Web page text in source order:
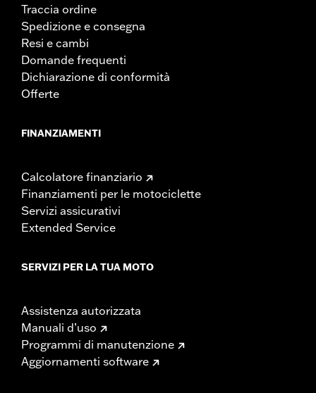
Traccia ordine
Spedizione e consegna
Resi e cambi
Domande frequenti
Dichiarazione di conformità
Offerte
FINANZIAMENTI
Calcolatore finanziario
Finanziamenti per le motociclette
Servizi assicurativi
Extended Service
SERVIZI PER LA TUA MOTO
Assistenza autorizzata
Manuali d’uso
Programmi di manutenzione
Aggiornamenti software